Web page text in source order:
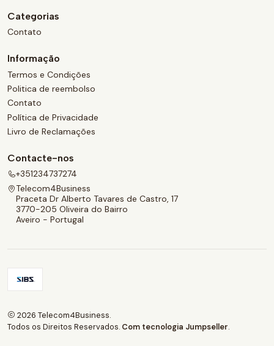
Categorias
Contato
Informação
Termos e Condições
Politica de reembolso
Contato
Política de Privacidade
Livro de Reclamações
Contacte-nos
+351234737274
Telecom4Business
Praceta Dr Alberto Tavares de Castro, 17
3770-205 Oliveira do Bairro
Aveiro - Portugal
2026 Telecom4Business.
Todos os Direitos Reservados. Com tecnologia Jumpseller.